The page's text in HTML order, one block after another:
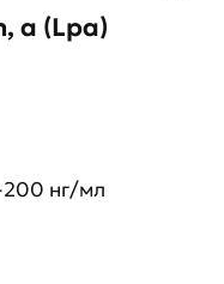
a (Lpa)
200 нг/мл